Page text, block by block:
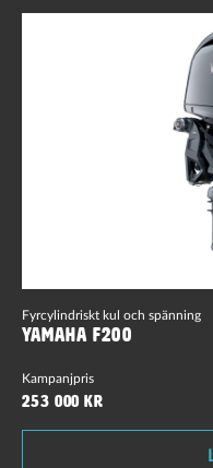
Fyrcylindriskt kul och spänning
Yamaha F200
Kampanjpris
253 000 kr